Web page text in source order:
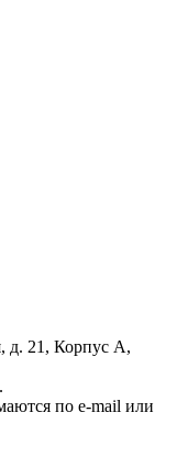
д. 21, Корпус А,
по e-mail или